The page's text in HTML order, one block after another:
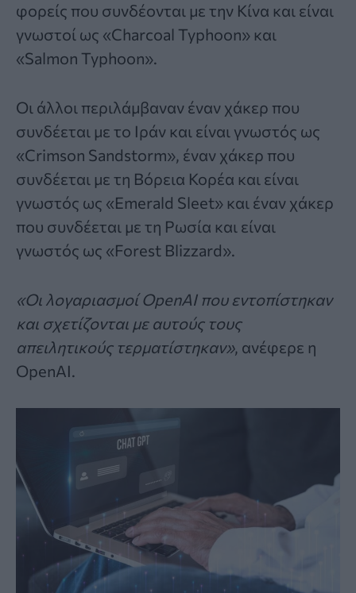
φορείς που συνδέονται με την Κίνα και είναι
γνωστοί ως «Charcoal Typhoon» και
«Salmon Typhoon».
Οι άλλοι περιλάμβαναν έναν χάκερ που
συνδέεται με το Ιράν και είναι γνωστός ως
«Crimson Sandstorm», έναν χάκερ που
συνδέεται με τη Βόρεια Κορέα και είναι
γνωστός ως «Emerald Sleet» και έναν χάκερ
που συνδέεται με τη Ρωσία και είναι
γνωστός ως «Forest Blizzard».
«Οι λογαριασμοί OpenAI που εντοπίστηκαν
και σχετίζονται με αυτούς τους
απειλητικούς τερματίστηκαν», ανέφερε η
OpenAI.